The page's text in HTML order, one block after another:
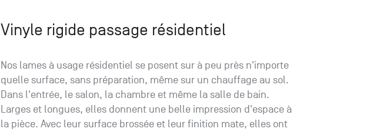
Vinyle rigide passage résidentiel
Nos lames à usage résidentiel se posent sur à peu près n'importe
quelle surface, sans préparation, même sur un chauffage au sol.
Dans l'entrée, le salon, la chambre et même la salle de bain.
Larges et longues, elles donnent une belle impression d'espace à
la pièce. Avec leur surface brossée et leur finition mate, elles ont